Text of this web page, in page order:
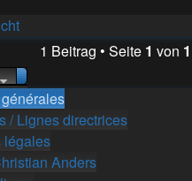
1 Beitrag • Seite 1 von 1
Lignes directrices
Anders